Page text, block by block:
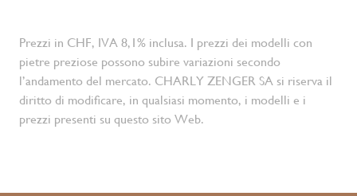
Prezzi in CHF, IVA 8,1% inclusa. I prezzi dei modelli con
pietre preziose possono subire variazioni secondo
l’andamento del mercato. CHARLY ZENGER SA si riserva il
diritto di modificare, in qualsiasi momento, i modelli e i
prezzi presenti su questo sito Web.